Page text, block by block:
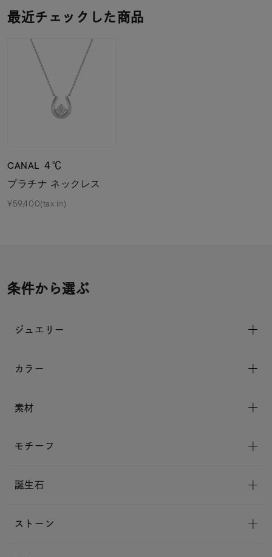
最近チェックした商品
CANAL ４℃
プラチナ ネックレス
¥59,400(tax in)
条件から選ぶ
ジュエリー
カラー
素材
モチーフ
誕生石
ストーン